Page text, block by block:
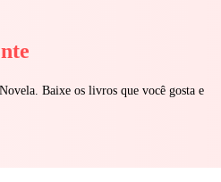
Baixe os livros que você gosta e